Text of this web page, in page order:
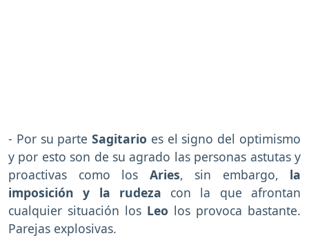
- Por su parteSagitario es el signo del optimismo
y por esto son de su agrado las personas astutas y
proactivas como los Aries, sin embargo, la
imposición y la rudeza con la que afrontan
cualquier situación los Leo los provoca bastante.
Parejas explosivas.